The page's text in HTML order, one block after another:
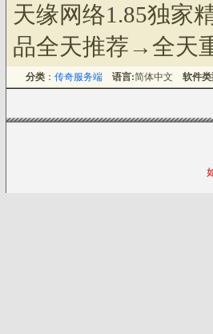
天缘网络1.85独家
品全天推荐→全天
分类： 传奇服务端 语言:简体中文 软件类